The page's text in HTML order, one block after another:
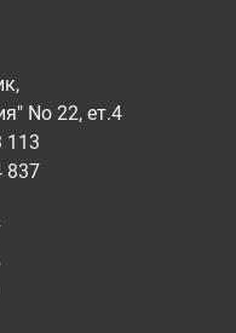
No 22, ет.4
113
837